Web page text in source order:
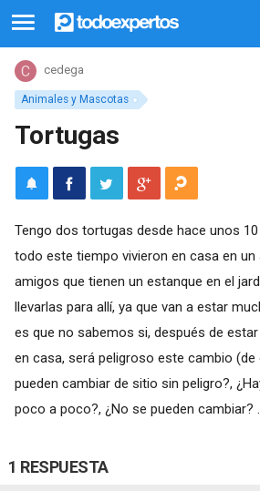
Animales y Mascotas
cedega
Tortugas
Tengo dos tortugas desde hace unos
todo este tiempo vivieron en casa en un
amigos que tienen un estanque en el
llevarlas para allí, ya que van a estar
es que no sabemos si, después de
en casa, será peligroso este cambio (de
pueden cambiar de sitio sin peligro?,
poco a poco?, ¿No se pueden cambiar?
1 RESPUESTA